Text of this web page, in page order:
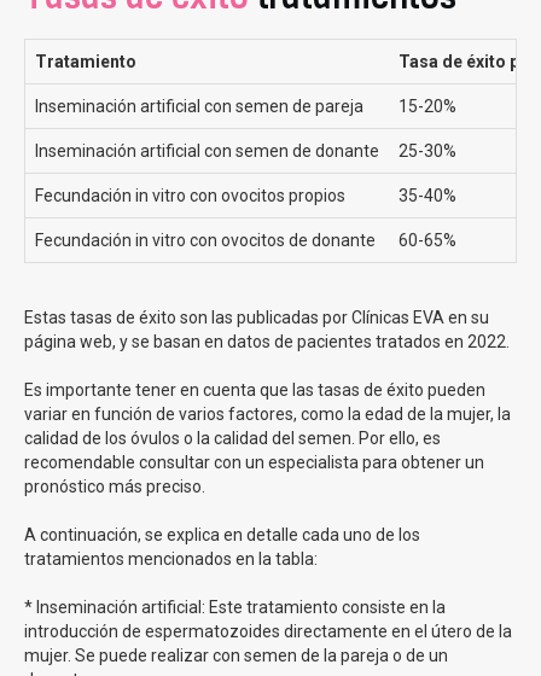
el de mayor parecido a la mama gestante oque mama
sera la donante y cual la gestante
, a lo que
respondemos quees una decisión personal de la
pareja, aunque si que es cierto que nuestros
profesionales aconsejarán siempre en función de la
calidad de los óvulos de cada mama.
Si tienes cualquier duda, rellena nuestro formulario y
estaremos encantados de ayudarte!
realizados en el último añoy con mayor tasas de éxito.
La inseminación artificial es un procedimiento médico que
puedeayudarte a concebir un bebé cuando tienes
dificultades para lograrlo de forma natural
espermatozoides en el útero de la mujer para que puedan
encontrarse con sus óvulos y producirse el embarazo.
médico, y no requiere cirugía ni anestesia. Es un
procedimiento más sencillo y menos invasivo que otros
métodos de reproducción asistida, como la fertilización in
Tratamiento Tasa de éxito
Inseminación artificial con semen de pareja 15-20%
Inseminación artificial con semen de donante 25-30%
Fecundación in vitro con ovocitos propios 35-40%
Fecundación in vitro con ovocitos de donante 60-65%
Estas tasas de éxito son las publicadas por Clínicas EVA en su
página web, y se basan en datos de pacientes tratados en 2022.
Es importante tener en cuenta que las tasas de éxito pueden
variar en función de varios factores, como la edad de la mujer, la
calidad de los óvulos o la calidad del semen. Por ello, es
recomendable consultar con un especialista para obtener un
pronóstico más preciso.
A continuación, se explica en detalle cada uno de los
tratamientos mencionados en la tabla:
* Inseminación artificial: Este tratamiento consiste en la
introducción de espermatozoides directamente en el útero de la
mujer. Se puede realizar con semen de la pareja o de un